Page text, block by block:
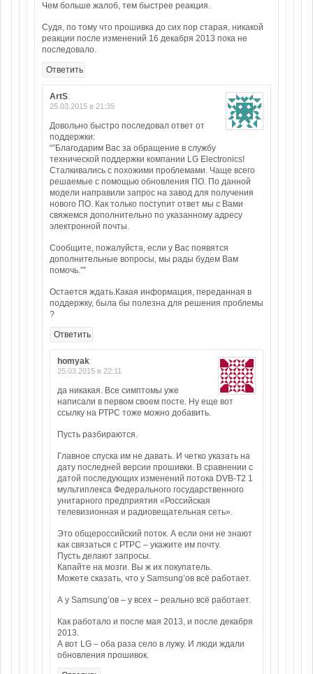
Чем больше жалоб, тем быстрее реакция.
Судя, по тому что прошивка до сих пор старая, никакой
реакции после изменений 16 декабря 2013 пока не
последовало.
Ответить
ArtS:
25.03.2015 в 21:35
Довольно быстро последовал ответ от
поддержки:
“”Благодарим Вас за обращение в службу
технической поддержки компании LG Electronics!
Сталкивались с похожими проблемами. Чаще всего
решаемые с помощью обновления ПО. По данной
модели направили запрос на завод для получения
нового ПО. Как только поступит ответ мы с Вами
свяжемся дополнительно по указанному адресу
электронной почты.
Сообщите, пожалуйста, если у Вас появятся
дополнительные вопросы, мы рады будем Вам
помочь.””
Остается ждать.Какая информация, переданная в
поддержку, была бы полезна для решения проблемы
?
Ответить
homyak:
25.03.2015 в 22:11
да никакая. Все симптомы уже
написали в первом своем посте. Ну еще вот
ссылку на РТРС тоже можно добавить.
Пусть разбираются.
Главное спуска им не давать. И четко указать на
дату последней версии прошивки. В сравнении с
датой последующих изменений потока DVB-T2 1
мультиплекса Федерального государственного
унитарного предприятия «Российская
телевизионная и радиовещательная сеть».
Это общероссийский поток. А если они не знают
как связаться с РТРС – укажите им почту.
Пусть делают запросы.
Капайте на мозги. Вы ж их покупатель.
Можете сказать, что у Samsung’ов всё работает.
А у Samsung’ов – у всех – реально всё работает.
Как работало и после мая 2013, и после декабря
2013.
А вот LG – оба раза село в лужу. И люди ждали
обновления прошивок.